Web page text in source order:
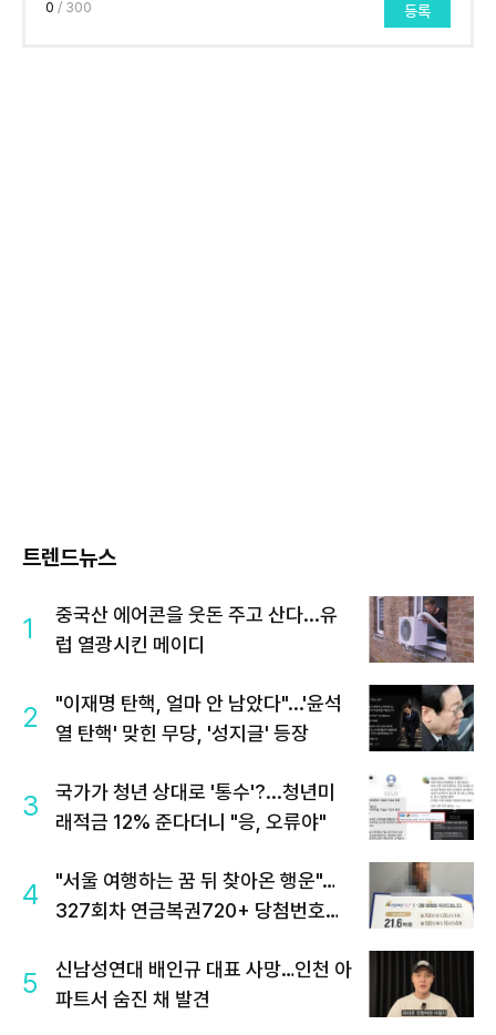
0 / 300 등록
트렌드뉴스
1
중국산 에어콘을 웃돈 주고 산다...유
럽 열광시킨 메이디
2
"이재명 탄핵, 얼마 안 남았다"...'윤석
열 탄핵' 맞힌 무당, '성지글' 등장
3
국가가 청년 상대로 '통수'?...청년미
래적금 12% 준다더니 "응, 오류야"
4
"서울 여행하는 꿈 뒤 찾아온 행운"…
327회차 연금복권720+ 당첨번호조
5
신남성연대 배인규 대표 사망…인천 아
파트서 숨진 채 발견